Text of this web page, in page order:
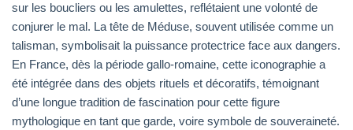
sur les boucliers ou les amulettes, reflétaient une volonté de
conjurer le mal. La tête de Méduse, souvent utilisée comme un
talisman, symbolisait la puissance protectrice face aux dangers.
En France, dès la période gallo-romaine, cette iconographie a
été intégrée dans des objets rituels et décoratifs, témoignant
d’une longue tradition de fascination pour cette figure
mythologique en tant que garde, voire symbole de souveraineté.